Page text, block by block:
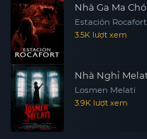
Nhà Ga Ma
Estación Rocafort
3.5K lượt xem
Nhà Nghỉ
Losmen Melati
3.9K lượt xem